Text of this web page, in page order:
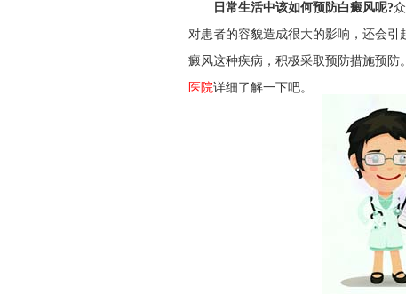
日常生活中该如何预防白癜风呢?
对患者的容貌造成很大的影响，还会
癜风这种疾病，积极采取预防措施预防
医院详细了解一下吧。